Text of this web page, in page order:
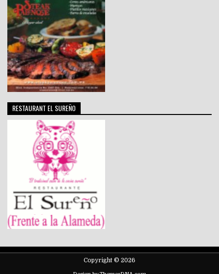
RESTAURANT EL SUREÑO
Copyright © 2026